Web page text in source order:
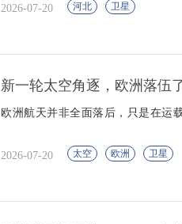
2026-07-20 河北 卫星
新一轮太空角逐，欧洲落伍
欧洲航天并非全面落后，只是在运
2026-07-20 太空 欧洲 卫星